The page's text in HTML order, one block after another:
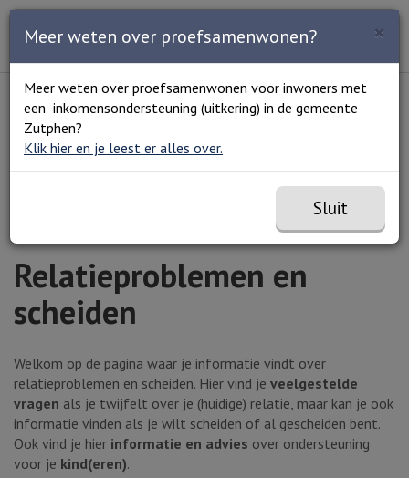
Open en sluit het
Menu
Lees voor
Uitleg woorden
Simpele tekst
Home Jeugd en gezin
Relatieproblemen en scheiden
Relatieproblemen en
scheiden
Welkom op de pagina waar je informatie vindt over
relatieproblemen en scheiden. Hier vind je veelgestelde
vragen als je twijfelt over je (huidige) relatie, maar kan je ook
informatie vinden als je wilt scheiden of al gescheiden bent.
Ook vind je hier informatie en advies over ondersteuning
voor je kind(eren).
×
Meer weten over proefsamenwonen?
Meer weten over proefsamenwonen voor inwoners met
een inkomensondersteuning (uitkering) in de gemeente
Zutphen?
Klik hier en je leest er alles over.
Sluit